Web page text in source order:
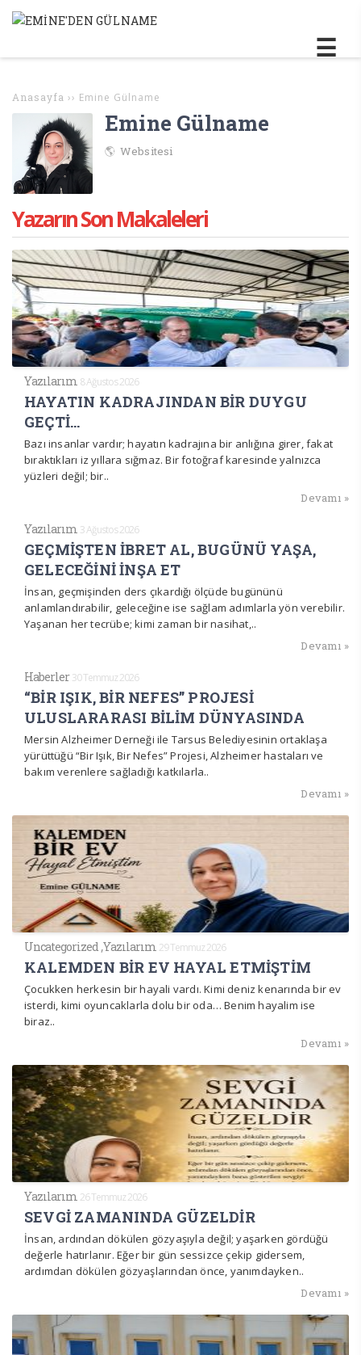
Anasayfa ›› Emine Gülname
Emine Gülname
Websitesi
Yazarın Son Makaleleri
Yazılarım 8 Ağustos 2026
HAYATIN KADRAJINDAN BİR DUYGU
GEÇTİ…
Bazı insanlar vardır; hayatın kadrajına bir anlığına girer, fakat
bıraktıkları iz yıllara sığmaz. Bir fotoğraf karesinde yalnızca
yüzleri değil; bir..
Devamı »
Yazılarım 3 Ağustos 2026
GEÇMİŞTEN İBRET AL, BUGÜNÜ YAŞA,
GELECEĞİNİ İNŞA ET
İnsan, geçmişinden ders çıkardığı ölçüde bugününü
anlamlandırabilir, geleceğine ise sağlam adımlarla yön verebilir.
Yaşanan her tecrübe; kimi zaman bir nasihat,..
Devamı »
Haberler 30 Temmuz 2026
“BİR IŞIK, BİR NEFES” PROJESİ
ULUSLARARASI BİLİM DÜNYASINDA
Mersin Alzheimer Derneği ile Tarsus Belediyesinin ortaklaşa
yürüttüğü “Bir Işık, Bir Nefes” Projesi, Alzheimer hastaları ve
bakım verenlere sağladığı katkılarla..
Devamı »
Uncategorized,Yazılarım 29 Temmuz 2026
KALEMDEN BİR EV HAYAL ETMİŞTİM
Çocukken herkesin bir hayali vardı. Kimi deniz kenarında bir ev
isterdi, kimi oyuncaklarla dolu bir oda… Benim hayalim ise
biraz..
Devamı »
Yazılarım 26 Temmuz 2026
SEVGİ ZAMANINDA GÜZELDİR
İnsan, ardından dökülen gözyaşıyla değil; yaşarken gördüğü
değerle hatırlanır. Eğer bir gün sessizce çekip gidersem,
ardımdan dökülen gözyaşlarından önce, yanımdayken..
Devamı »